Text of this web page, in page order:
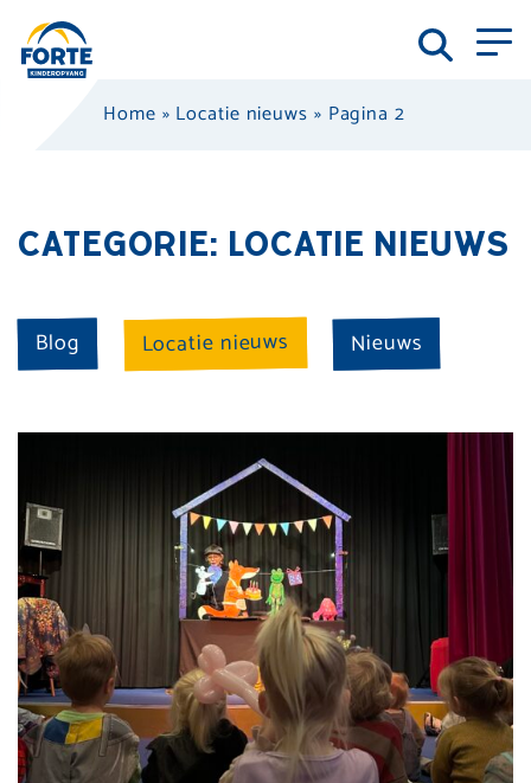
Home » Locatie nieuws » Pagina 2
CATEGORIE: LOCATIE NIEUWS
Blog Locatie nieuws Nieuws